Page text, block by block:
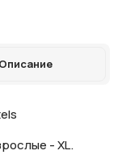
Описание
- XL.